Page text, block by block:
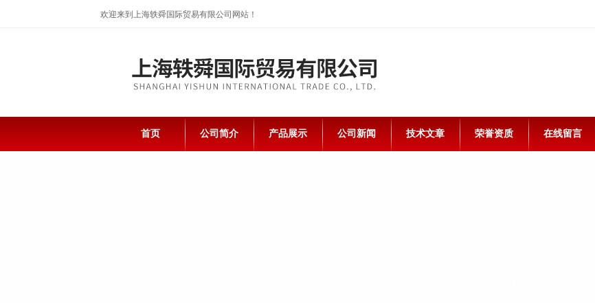
欢迎来到上海轶舜国际贸易有限公司网站！
首页 公司简介 产品展示 公司新闻 技术文章 荣誉资质 在线留言